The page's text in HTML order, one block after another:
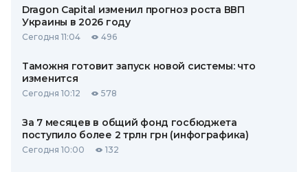
Dragon Capital изменил прогноз роста ВВП
Украины в 2026 году
Сегодня 11:04 496
Таможня готовит запуск новой системы: что
изменится
Сегодня 10:12 578
За 7 месяцев в общий фонд госбюджета
поступило более 2 трлн грн (инфографика)
Сегодня 10:00 132